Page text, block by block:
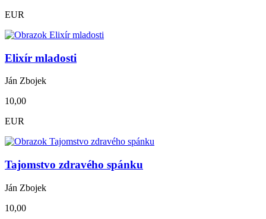
EUR
Elixír mladosti
Ján Zbojek
10,00
EUR
Tajomstvo zdravého spánku
Ján Zbojek
10,00